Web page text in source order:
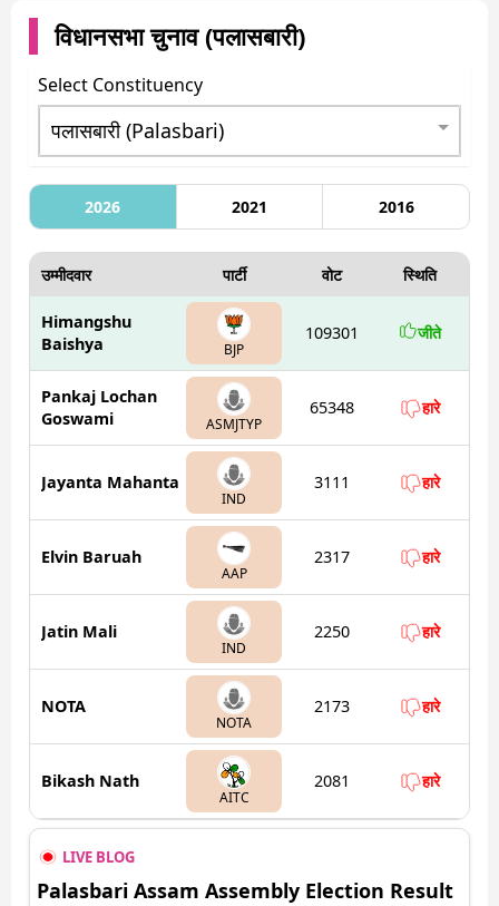
विधानसभा चुनाव (पलासबारी)
Select Constituency
2026 2021 2016
उम्मीदवार पार्टी वोट स्थिति
Himangshu
Baishya
BJP
109301 जीते
Pankaj Lochan
Goswami
ASMJTYP
65348 हारे
Jayanta Mahanta
IND
3111 हारे
Elvin Baruah
AAP
2317 हारे
Jatin Mali
IND
2250 हारे
NOTA
NOTA
2173 हारे
Bikash Nath
AITC
2081 हारे
LIVE BLOG
Palasbari Assam Assembly Election Result